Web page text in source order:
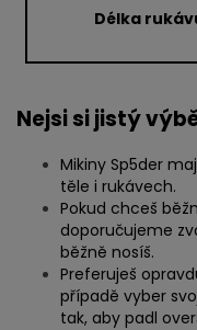
Délka
Nejsi si jistý
Mikiny Sp5der
těle i rukávech.
Pokud chceš
doporučujeme
běžně nosíš.
Preferuješ
případě vyber
tak, aby padl